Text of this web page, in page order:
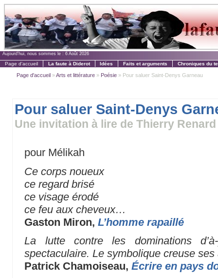
Aujourd'hui, nous sommes le : 6 Août 2026
Page d'accueil La faute à Diderot Idées Faits et arguments Chroniques du
Page d'accueil »Arts et littérature » Poésie » Pour saluer Saint-Denys Garneau
Pour saluer Saint-Denys
Une invitation à lire de Thierry Renard
pour Mélikah
Ce corps noueux
ce regard brisé
ce visage érodé
ce feu aux cheveux…
Gaston Miron,L’homme rapaillé
La lutte contre les dominations
spectaculaire. Le symbolique creuse
Patrick Chamoiseau,Écrire en pays